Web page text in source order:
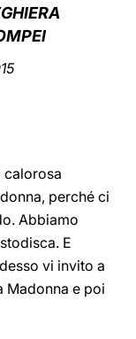
calorosa
perché ci
Abbiamo
E
vi invito a
Madonna e poi